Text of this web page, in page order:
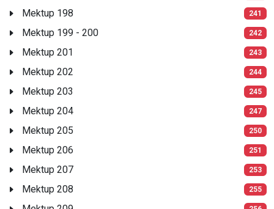
Mektup 198 241
Mektup 199 - 200 242
Mektup 201 243
Mektup 202 244
Mektup 203 245
Mektup 204 247
Mektup 205 250
Mektup 206 251
Mektup 207 253
Mektup 208 255